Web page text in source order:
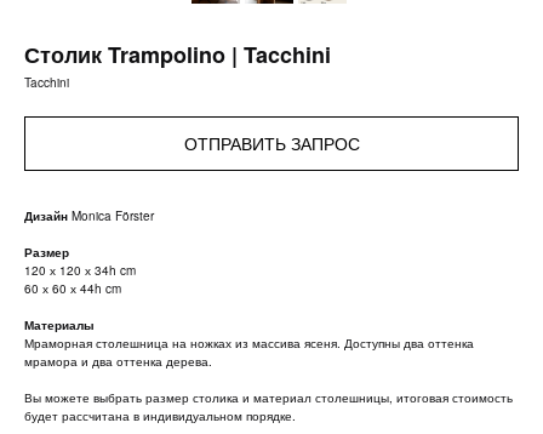
Столик Trampolino | Tacchini
Tacchini
ОТПРАВИТЬ ЗАПРОС
Дизайн Monica Förster
Размер
120 х 120 х 34h cm
60 х 60 х 44h cm
Материалы
Мраморная столешница на ножках из массива ясеня. Доступны два оттенка
мрамора и два оттенка дерева.
Вы можете выбрать размер столика и материал столешницы, итоговая стоимость
будет рассчитана в индивидуальном порядке.